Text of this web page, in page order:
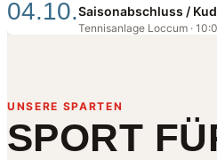
04.10.Saisonabschluss /
Tennisanlage Loccum ·
UNSERE SPARTEN
SPORT